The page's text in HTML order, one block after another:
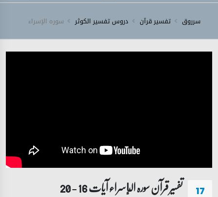
سرروق تفسیر قرآن دروس تفسیر الکوثر سورہ ‎الإسراء
17 تفسیر قرآن سورہ ‎الإسراء آیات 16 - 20